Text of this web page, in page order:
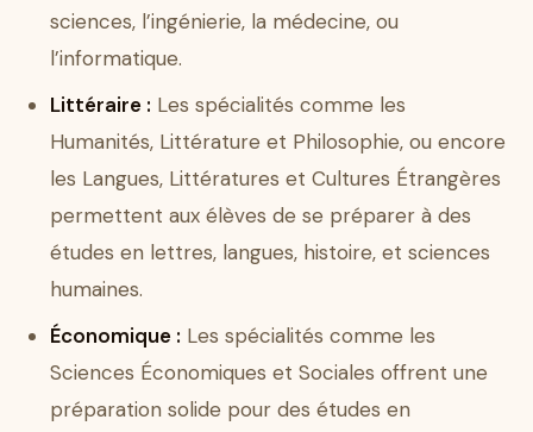
sciences, l’ingénierie, la médecine, ou
l’informatique.
Littéraire : Les spécialités comme les
Humanités, Littérature et Philosophie, ou encore
les Langues, Littératures et Cultures Étrangères
permettent aux élèves de se préparer à des
études en lettres, langues, histoire, et sciences
humaines.
Économique : Les spécialités comme les
Sciences Économiques et Sociales offrent une
préparation solide pour des études en